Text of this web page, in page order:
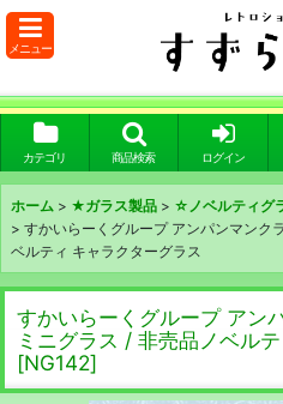
メニュー
カテゴリ 商品検索 ログイン
ホーム > ★ガラス製品 > ☆ノベルティグ
> すかいらーくグループ アンパンマンク
ベルティ キャラクターグラス
すかいらーくグループ アン
ミニグラス / 非売品ノベル
[NG142]